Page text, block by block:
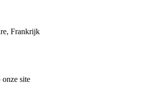
Frankrijk
site